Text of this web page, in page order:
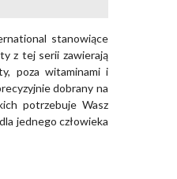
stanowiące
z tej serii zawierają
poza witaminami i
dobrany na
potrzebuje Wasz
jednego człowieka